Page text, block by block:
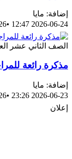
إضافة: مايا
2026-06-24 12:47
•
الصف الثاني عشر
مذكرة رائعة
إضافة: مايا
2026-06-23 23:26
•
إعلان